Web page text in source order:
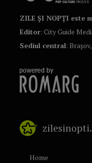
ZILE ȘI NOPȚI este
Editor: City Guide
Sediul central:
Home